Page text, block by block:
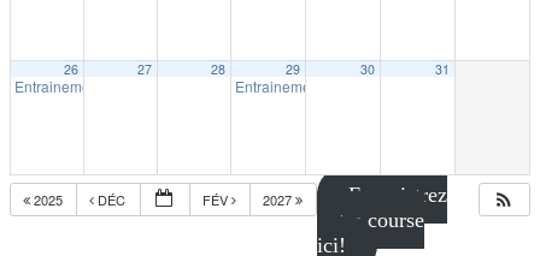
26
Entrainement intérieur à Shawinigan18:30
27 28 29
Entrainement intérieur à Shawinigan
30 31
2025 DÉC FÉV 2027
Enregistrez
votre course
ici!